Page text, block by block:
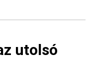
utolsó